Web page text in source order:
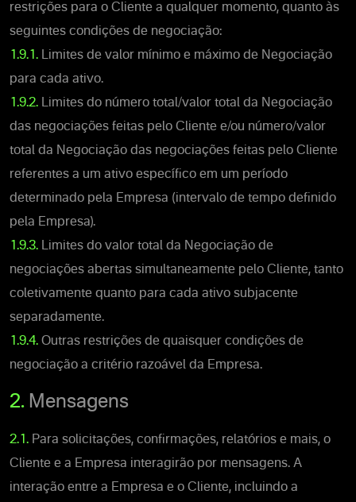
restrições para o Cliente a qualquer momento, quanto às
seguintes condições de negociação:
1.9.1. Limites de valor mínimo e máximo de Negociação
para cada ativo.
1.9.2. Limites do número total/valor total da Negociação
das negociações feitas pelo Cliente e/ou número/valor
total da Negociação das negociações feitas pelo Cliente
referentes a um ativo específico em um período
determinado pela Empresa (intervalo de tempo definido
pela Empresa).
1.9.3. Limites do valor total da Negociação de
negociações abertas simultaneamente pelo Cliente, tanto
coletivamente quanto para cada ativo subjacente
separadamente.
1.9.4. Outras restrições de quaisquer condições de
negociação a critério razoável da Empresa.
2. Mensagens
2.1. Para solicitações, confirmações, relatórios e mais, o
Cliente e a Empresa interagirão por mensagens. A
interação entre a Empresa e o Cliente, incluindo a